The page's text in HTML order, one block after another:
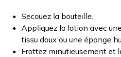
Secouez la bouteille.
Appliquez la lotion avec
tissu doux ou une éponge
Frottez minutieusement et